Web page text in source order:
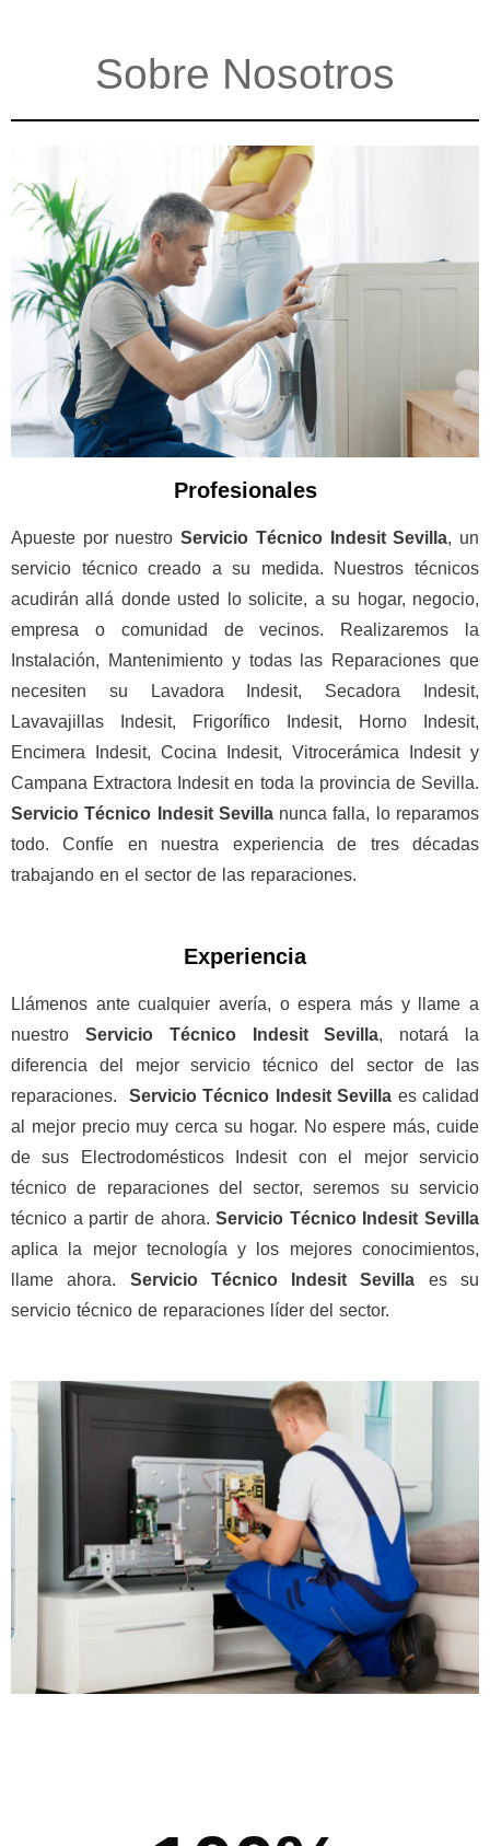
Sobre Nosotros
Profesionales
Apueste por nuestroServicio Técnico Indesit Sevilla, un
servicio técnico creado a su medida. Nuestros técnicos
acudirán allá donde usted lo solicite, a su hogar, negocio,
empresa o comunidad de vecinos. Realizaremos la
Instalación, Mantenimiento y todas las Reparaciones que
necesiten su Lavadora Indesit, Secadora Indesit,
Lavavajillas Indesit, Frigorífico Indesit, Horno Indesit,
Encimera Indesit, Cocina Indesit, Vitrocerámica Indesit y
Campana Extractora Indesit en toda la provincia de Sevilla.
Servicio Técnico Indesit Sevillanunca falla, lo reparamos
todo. Confíe en nuestra experiencia de tres décadas
trabajando en el sector de las reparaciones.
Experiencia
Llámenos ante cualquier avería, o espera más y llame a
nuestro Servicio Técnico Indesit Sevilla, notará la
diferencia del mejor servicio técnico del sector de las
reparaciones. Servicio Técnico Indesit Sevilla es calidad
al mejor precio muy cerca su hogar. No espere más, cuide
de sus Electrodomésticos Indesit con el mejor servicio
técnico de reparaciones del sector, seremos su servicio
técnico a partir de ahora.Servicio Técnico Indesit Sevilla
aplica la mejor tecnología y los mejores conocimientos,
llame ahora. Servicio Técnico Indesit Sevilla es su
servicio técnico de reparaciones líder del sector.